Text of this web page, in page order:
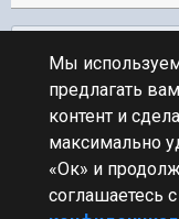
ПЕРЕЙТИ К
Обсуждение
Мы
предлагать
контент и
максимально
«Ок» и
соглашаетесь с